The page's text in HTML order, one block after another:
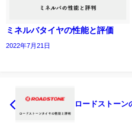
ミネルバタイヤの性能と評価
2022年7月21日
ロードストーン